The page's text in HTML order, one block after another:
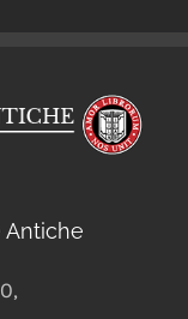
Antiche
,